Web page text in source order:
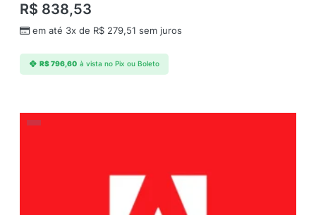
R$ 838,53
em até 3x de R$ 279,51 sem juros
R$796,60 à vista no Pix ou Boleto